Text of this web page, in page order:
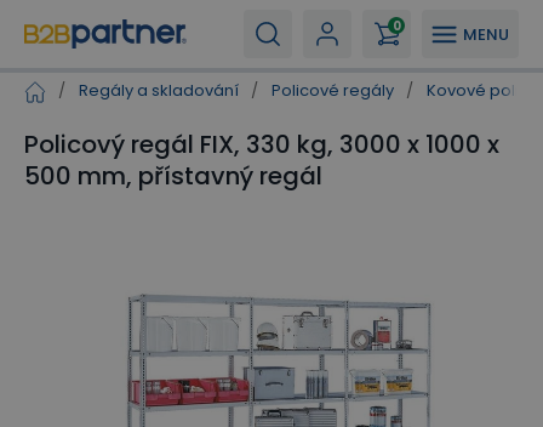
MENU
0
/ Regály a skladování / Policové regály / Kovové
Policový regál FIX, 330 kg, 3000 x 1000 x
500 mm, přístavný regál